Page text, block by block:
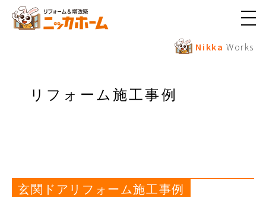
メ
ュ
Nikka Works
リフォーム施工事例
玄関ドアリフォーム施工事例